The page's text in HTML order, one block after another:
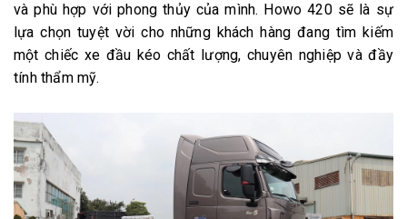
và phù hợp với phong thủy của mình. Howo 420 sẽ là sự
lựa chọn tuyệt vời cho những khách hàng đang tìm kiếm
một chiếc xe đầu kéo chất lượng, chuyên nghiệp và đầy
tính thẩm mỹ.